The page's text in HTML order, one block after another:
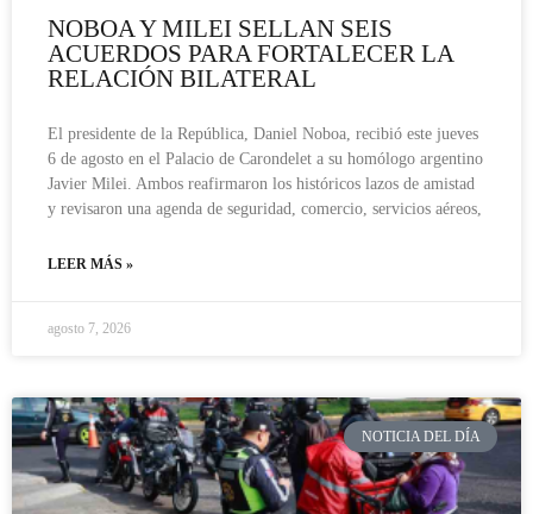
NOBOA Y MILEI SELLAN SEIS
ACUERDOS PARA FORTALECER LA
RELACIÓN BILATERAL
El presidente de la República, Daniel Noboa, recibió este jueves
6 de agosto en el Palacio de Carondelet a su homólogo argentino
Javier Milei. Ambos reafirmaron los históricos lazos de amistad
y revisaron una agenda de seguridad, comercio, servicios aéreos,
LEER MÁS »
agosto 7, 2026
NOTICIA DEL DÍA